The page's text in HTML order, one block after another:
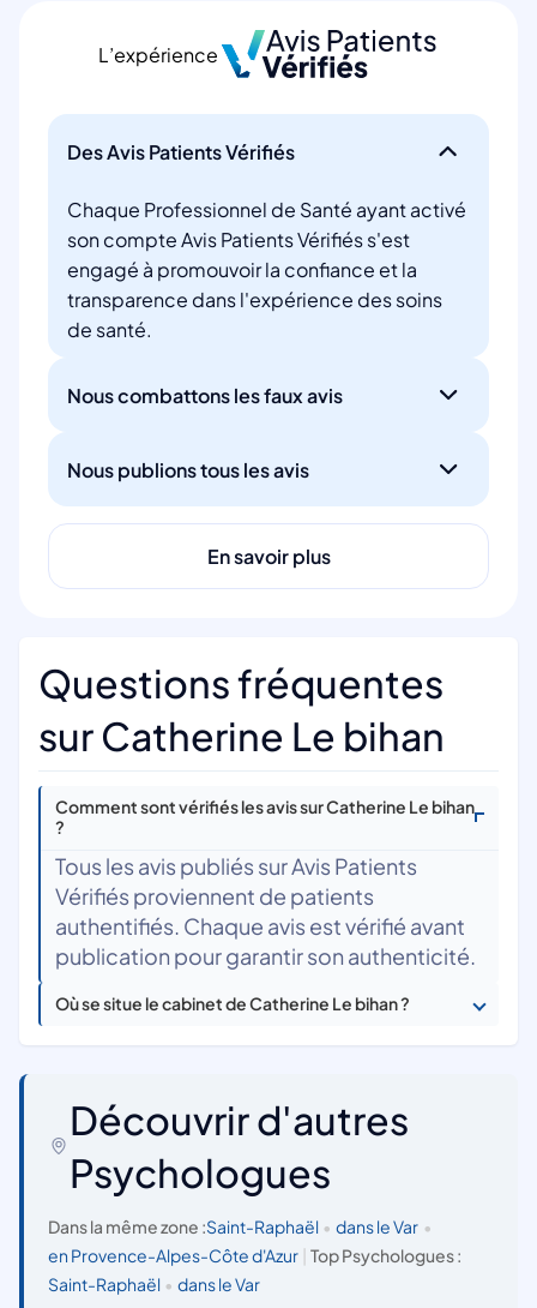
L’expérience
Des Avis Patients Vérifiés
Chaque Professionnel de Santé ayant activé
son compte Avis Patients Vérifiés s'est
engagé à promouvoir la confiance et la
transparence dans l'expérience des soins
de santé.
Nous combattons les faux avis
Nous publions tous les avis
En savoir plus
Questions fréquentes
sur Catherine Le bihan
Comment sont vérifiés les avis sur Catherine Le bihan
?
Tous les avis publiés sur Avis Patients
Vérifiés proviennent de patients
authentifiés. Chaque avis est vérifié avant
publication pour garantir son authenticité.
Où se situe le cabinet de Catherine Le bihan ?
Découvrir d'autres
Psychologues
Dans la même zone :Saint-Raphaël • dans le Var •
en Provence-Alpes-Côte d'Azur
Top Psychologues :
Saint-Raphaël • dans le Var